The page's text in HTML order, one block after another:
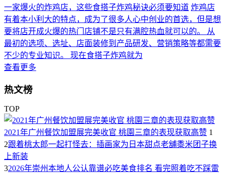
一家爆火的炸鸡店，这些食搭子炸鸡秘诀必须要知道 炸鸡店
有着本小利大的特点，成为了很多人心中创业的首选，但是想
要将店开成火爆的热门店铺不是只有满腔热血就可以的。 从
最初的选项、选址、店面装修到产品研发、营销策略等都需要
不少的专业知识。 现在食搭子炸鸡就为
查看更多
热文榜
TOP
2021年广州餐饮加盟展完美收官 桃園三章的表现获取高赞 1
2跟着桃太郎一起打怪去：插画家为日本甜点老舖黍米团子换
上新装
32026年崇州本地人公认靠谱必吃美食排名 看完照着吃不踩雷